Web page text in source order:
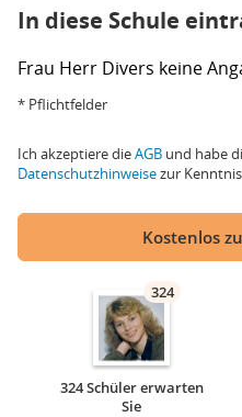
In diese Schule
Frau Herr Divers keine
* Pflichtfelder
Ich akzeptiere dieAGB und habe
Datenschutzhinweisezur
Kostenlos
324
324 Schüler erwarten
Sie